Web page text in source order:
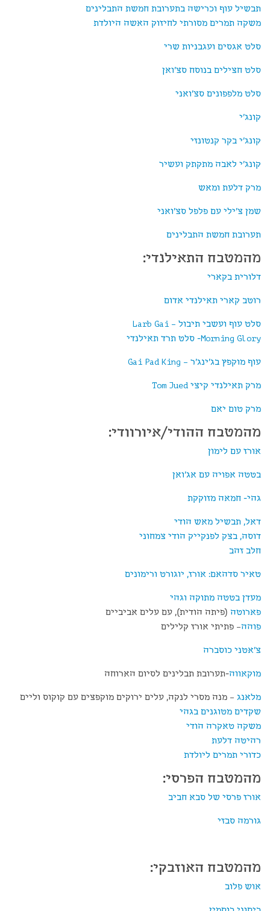
תבשיל עוף וכרישה בתערובת חמשת התבלינים
משקה תמרים מסורתי לחיזוק האשה היולדת
סלט אגסים ועגבניות שרי
סלט חצילים בנוסח סצ'ואן
סלט מלפפונים סצ'ואני
קונג'י
קונג'י בקר קנטונזי
קונג'י לאבה מתקתק ועשיר
מרק דלעת ומאש
שמן צ'ילי עם פלפל סצ'ואני
תערובת חמשת התבלינים
מהמטבח התאילנדי:
דלורית בקארי
רוטב קארי תאילנדי אדום
סלט עוף ועשבי תיבול – Larb Gai
Morning Glory- סלט תרד תאילנדי
עוף מוקפץ בג'ינג'ר – Gai Pad King
מרק תאילנדי קיצי Tom Jued
מרק טום יאם
מהמטבח ההודי/איורוודי:
אורז עם לימון
בטטה אפויה עם אג'ואן
גהי- חמאה מזוקקת
דאל, תבשיל מאש הודי
דוסה, בצק לפנקייק הודי צמחוני
חלב זהב
טאיר סדהאם: אורז, יוגורט ורימונים
מעדן בטטה מתוקה וגהי
פארוטה (פיתה הודית), עם עלים אביביים
פוהה– פתיתי אורז קלילים
צ'אטני כוסברה
מוקאווה-תערובת תבלינים לסיום הארוחה
מלאנג – מנה מסרי לנקה, עלים ירוקים מוקפצים עם קוקוס וליים
שקדים מטוגנים בגהי
משקה טאקרה הודי
רהיטה דלעת
כדורי תמרים ליולדת
מהמטבח הפרסי:
אורז פרסי של סבא חביב
גורמה סבזי
מהמטבח האוזבקי:
אוש פלוב